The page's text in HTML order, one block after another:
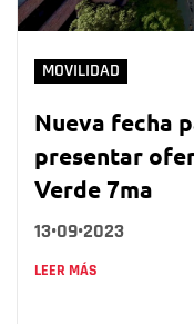
MOVILIDAD
Nueva fecha
presentar
Verde 7ma
13•09•2023
LEER MÁS